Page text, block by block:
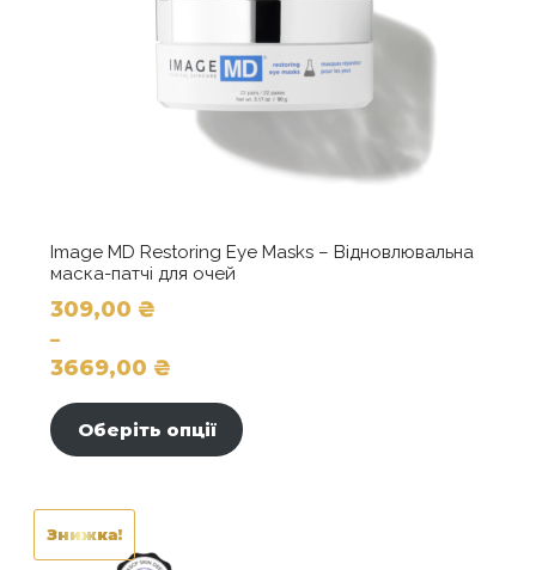
Image MD Restoring Eye Masks – Відновлювальна
маска-патчі для очей
309,00 ₴
–
3669,00 ₴
цін:
від
3669,00 ₴
Оберіть опції
Знижка!